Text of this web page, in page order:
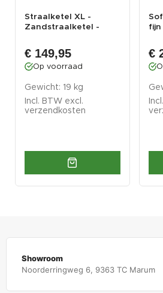
Straalketel XL -
Zandstraalketel -
€ 149,95
Op voorraad
Gewicht: 19 kg
Incl. BTW excl.
verzendkosten
€
Showroom
Noorderringweg 6, 9363 TC Marum